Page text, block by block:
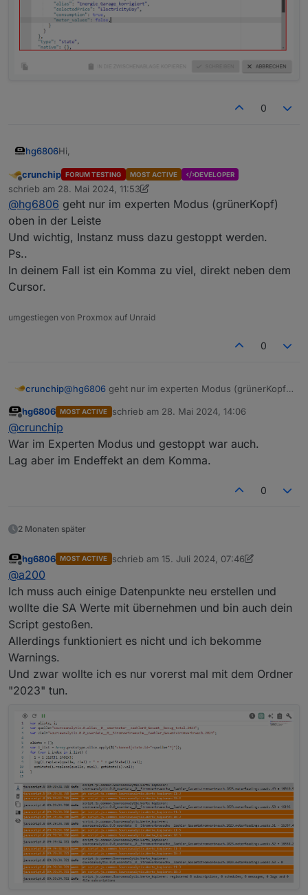
0
hg6806Hi,
leider hängt es bei mir am Workaround durch einen
Geräte-Reset.
Und zwar kann ich die Zeilen nicht löschen, bzw. den
JSON zurückschreiben.
Offline
crunchip FORUM TESTING MOST ACTIVE DEVELOPER
schrieb am 28. Mai 2024, 11:53
zuletzt editiert von crunchip
@hg6806 geht nur im experten Modus (grünerKopf)
oben in der Leiste
Und wichtig, Instanz muss dazu gestoppt werden.
Ps..
In deinem Fall ist ein Komma zu viel, direkt neben dem
Cursor.
umgestiegen von Proxmox auf Unraid
0
crunchip@hg6806 geht nur im experten Modus (grünerKopf)
Und wichtig, Instanz muss dazu gestoppt werden.
In deinem Fall ist ein Komma zu viel, direkt neben
dem Cursor.
hg6806 MOST ACTIVE schrieb am 28. Mai 2024, 14:06
zuletzt editiert von
@crunchip
War im Experten Modus und gestoppt war auch.
Lag aber im Endeffekt an dem Komma.
0
2 Monaten später
Offline
hg6806 MOST ACTIVE schrieb am 15. Juli 2024, 07:46
zuletzt editiert von hg6806
@a200
Ich muss auch einige Datenpunkte neu erstellen und
wollte die SA Werte mit übernehmen und bin auch dein
Script gestoßen.
Allerdings funktioniert es nicht und ich bekomme
Warnings.
Und zwar wollte ich es nur vorerst mal mit dem Ordner
"2023" tun.